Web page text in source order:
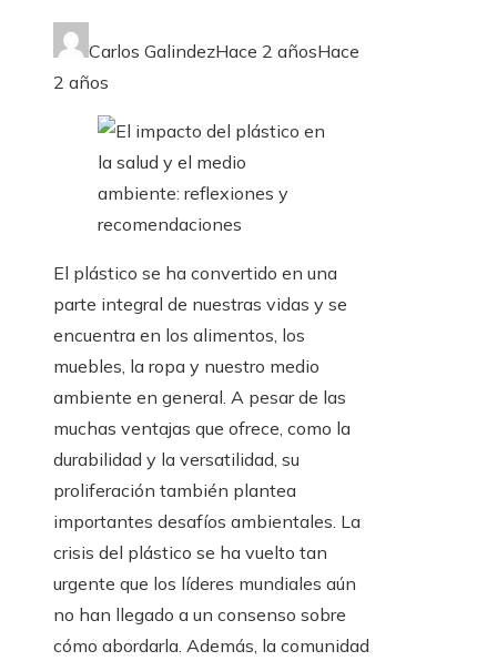
Carlos GalindezHace 2 añosHace
2 años
El plástico se ha convertido en una
parte integral de nuestras vidas y se
encuentra en los alimentos, los
muebles, la ropa y nuestro medio
ambiente en general. A pesar de las
muchas ventajas que ofrece, como la
durabilidad y la versatilidad, su
proliferación también plantea
importantes desafíos ambientales. La
crisis del plástico se ha vuelto tan
urgente que los líderes mundiales aún
no han llegado a un consenso sobre
cómo abordarla. Además, la comunidad